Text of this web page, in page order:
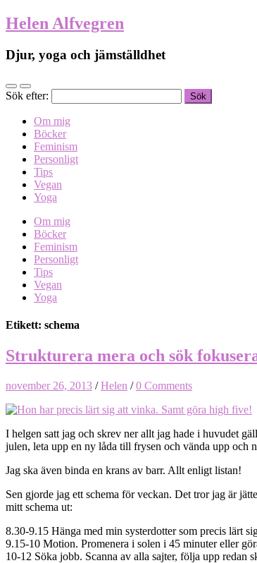
Helen Alfvegren
Djur, yoga och jämställdhet
Sök efter:
Om mig
Böcker
Feminism
Personligt
Tips
Vegan
Yoga
Om mig
Böcker
Feminism
Personligt
Tips
Vegan
Yoga
Etikett: schema
Strukturera mera och sök
november 26, 2013 /Helen /0 Comments
I helgen satt jag och skrev ner allt jag hade i huvudet
julen, leta upp en ny låda till frysen och vända upp och
Jag ska även binda en krans av barr. Allt enligt listan!
Sen gjorde jag ett schema för veckan. Det tror jag är
mitt schema ut:
8.30-9.15 Hänga med min systerdotter som precis lärt
9.15-10 Motion. Promenera i solen i 45 minuter eller
10-12 Söka jobb. Scanna av alla sajter, följa upp redan